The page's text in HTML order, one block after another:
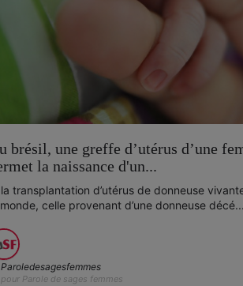
brésil, une greffe d’utérus d’une
la naissance d'un...
transplantation d’utérus de donneuse
celle provenant d’une donneuse décé...
Paroledesagesfemmes
pour Parole de sages femmes